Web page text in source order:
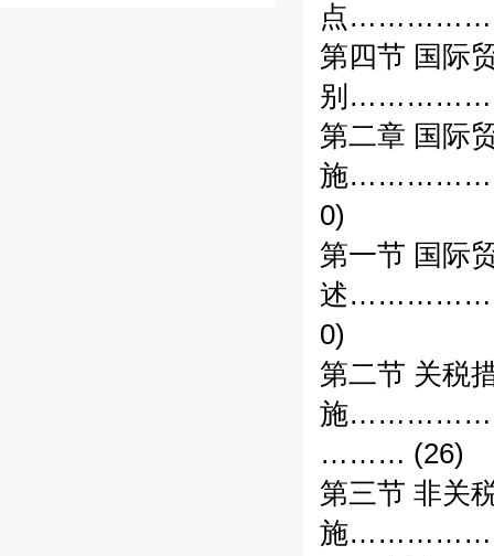
点
第四节 国际
别
第二章 国际
施
0)
第一节 国际
述
0)
第二节 关税
施
……… (26)
第三节 非关
施